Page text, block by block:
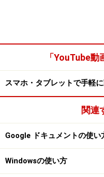
「YouTube
スマホ・タブレットで手軽
関連
Google ドキュメントの使い
Windowsの使い方